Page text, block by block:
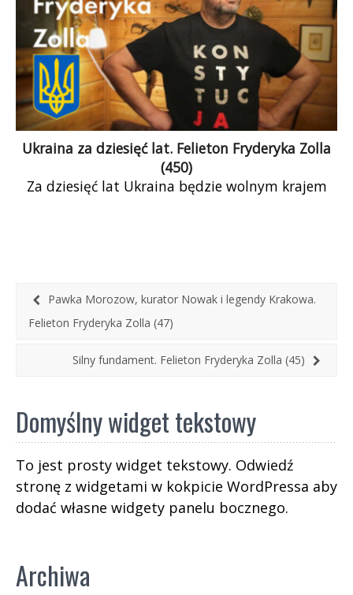
tylko u polityków, ale u nich najbardziej.
Ukraina za dziesięć lat. Felieton Fryderyka Zolla
(450)
Za dziesięć lat Ukraina będzie wolnym krajem
Pawka Morozow, kurator Nowak i legendy Krakowa.
Felieton Fryderyka Zolla (47)
Silny fundament. Felieton Fryderyka Zolla (45)
Domyślny widget tekstowy
To jest prosty widget tekstowy. Odwiedź
stronę z widgetami w kokpicie WordPressa aby
dodać własne widgety panelu bocznego.
Archiwa